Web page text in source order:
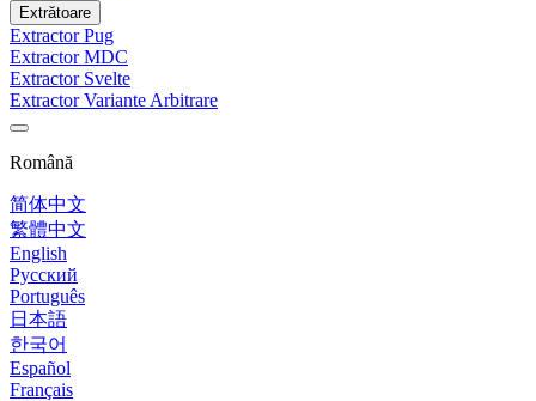
Extrătoare
Extractor Pug
Extractor MDC
Extractor Svelte
Extractor Variante Arbitrare
Română
简体中文
繁體中文
English
Русский
Português
日本語
한국어
Español
Français